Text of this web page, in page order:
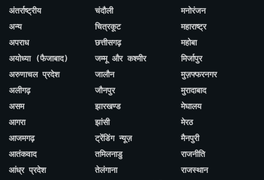
अंतर्राष्ट्रीय
अन्य
अपराध
अयोध्या (फैजाबाद)
अरुणाचल प्रदेश
अलीगढ़
असम
आगरा
आजमगढ़
आतंकवाद
आंध्र प्रदेश
चंदौली
चित्रकूट
छत्तीसगढ़
जम्मू और कश्मीर
जालौन
जौनपुर
झारखण्ड
झांसी
ट्रेंडिंग न्यूज़
तमिलनाडु
तेलंगाना
मनोरंजन
महाराष्ट्र
महोबा
मिर्जापुर
मुज़फ्फरनगर
मुरादाबाद
मेघालय
मेरठ
मैनपुरी
राजनीति
राजस्थान